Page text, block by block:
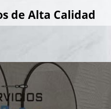
de Alta Calidad